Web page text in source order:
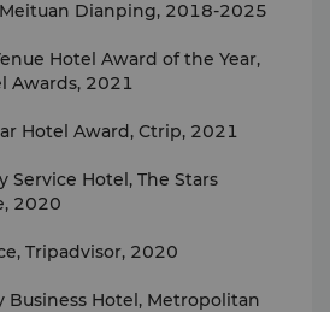
Dianping, 2018-2025
Hotel Award of the Year,
Awards, 2021
Hotel Award, Ctrip, 2021
Service Hotel, The Stars
2020
Tripadvisor, 2020
Business Hotel, Metropolitan